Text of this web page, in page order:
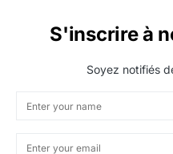
S'inscrire à
Soyez notifiés